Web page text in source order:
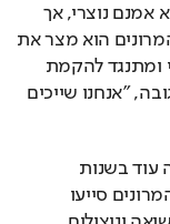
ראש המועצה המקומית, אליאס אליאס, הוא אמנם נוצרי, אך
מזוהה דווקא עם הזרם הפן־ערבי. לטענת המרונים הוא מצר את
צעדיהם. "אני מתנגד להכרה בלאום הארמי ומתנגד להקמת
מרכז למורשת הארמית", אומר אליאס בתגובה, "אנחנו שייכים
הברית בין המרונים לתנועה הציונית נכרתה עוד בשנות
השלושים והארבעים של המאה הקודמת. המרונים סייעו